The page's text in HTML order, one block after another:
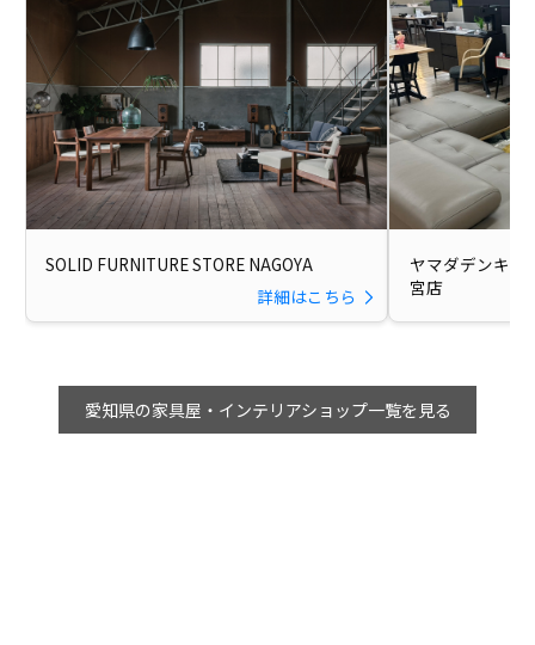
SOLID FURNITURE STORE NAGOYA
詳細はこちら
ヤマダデンキ
宮店
愛知県の家具屋・インテリアショップ一覧を見る